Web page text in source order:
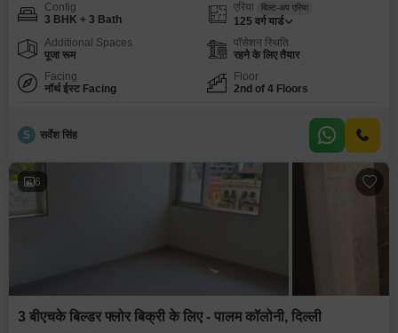
Config
3 BHK + 3 Bath
एरिया बिल्ट-अप एरिया
125 वर्ग यार्ड
Additional Spaces
पूजा रूम
पॉसेशन स्थिति
रहने के लिए तैयार
Facing
नॉर्थ ईस्ट Facing
Floor
2nd of 4 Floors
S सर्वेश सिंह
6
3 बीएचके बिल्डर फ्लोर बिक्री के लिए - पालम कॉलोनी, दिल्ली